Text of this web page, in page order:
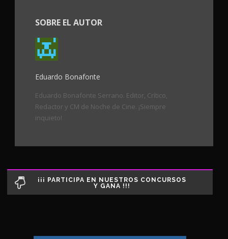
SOBRE EL AUTOR
Eduardo Bonafonte
Eduardo Bonafonte Serrano. Editor, Crítico,
Redactor y CM de Noche de Cine. ¡Siempre
inquieto!
¡¡¡ PARTICIPA EN NUESTROS CONCURSOS
Y GANA !!!